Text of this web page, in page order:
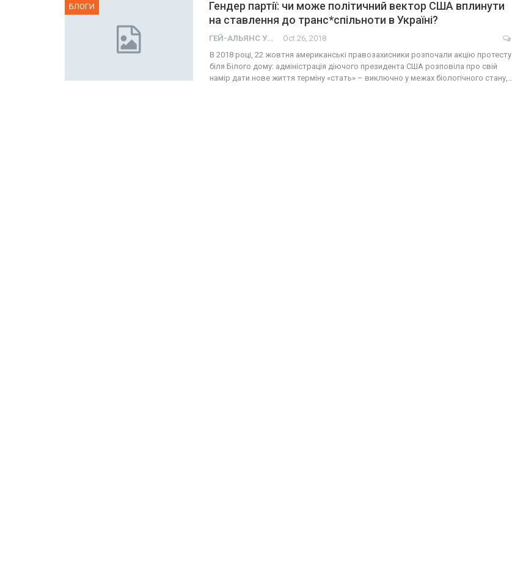
БЛОГИ
Гендер партії: чи може політичний вектор США вплинути
на ставлення до транс*спільноти в Україні?
ГЕЙ-АЛЬЯНС УКРАИНА Oct 26, 2018
В 2018 році, 22 жовтня американські правозахисники розпочали акцію протесту
біля Білого дому: адміністрація діючого президента США розповіла про свій
намір дати нове життя терміну «стать» – виключно у межах біологічного стану,…